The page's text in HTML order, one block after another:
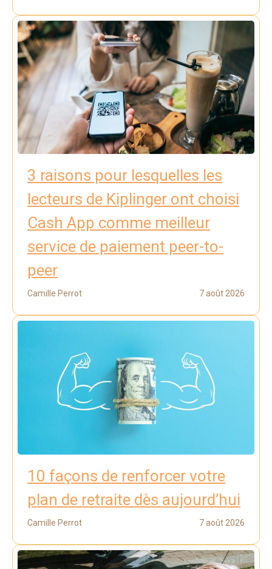
3 raisons pour lesquelles les
lecteurs de Kiplinger ont choisi
Cash App comme meilleur
service de paiement peer-to-
peer
Camille Perrot 7 août 2026
10 façons de renforcer votre
plan de retraite dès aujourd’hui
Camille Perrot 7 août 2026